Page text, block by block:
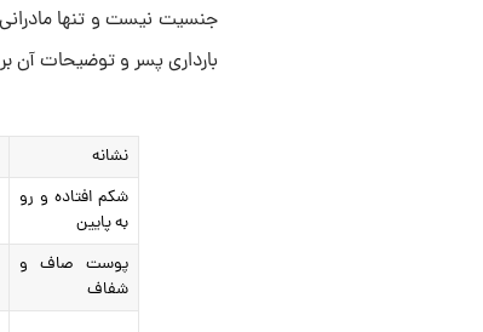
جنسیت نیست و تنها مادرانی
بارداری پسر و توضیحات آن
نشانه
شکم افتاده و رو
به پایین
پوست صاف و
شفاف